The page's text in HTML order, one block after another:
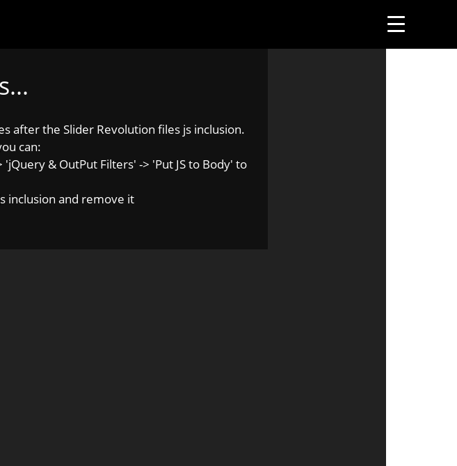
after the Slider Revolution files js inclusion.
can:
& OutPut Filters' -> 'Put JS to Body' to
inclusion and remove it